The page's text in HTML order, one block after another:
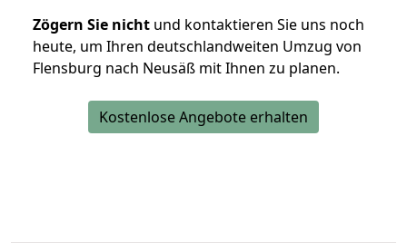
Zögern Sie nicht und kontaktieren Sie uns noch
heute, um Ihren deutschlandweiten Umzug von
Flensburg nach Neusäß mit Ihnen zu planen.
Kostenlose Angebote erhalten